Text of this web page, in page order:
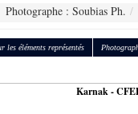
Photographe : Soubias Ph.
les éléments représentés